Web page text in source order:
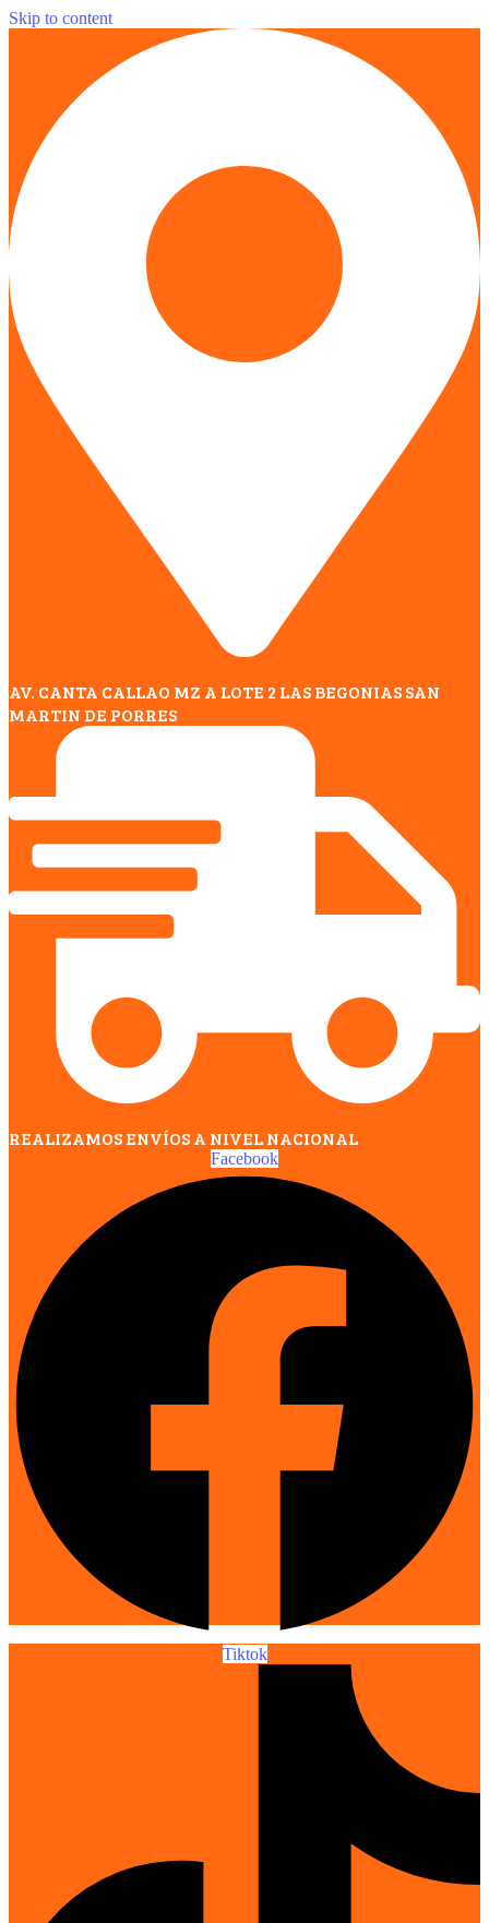
Skip to content
AV. CANTA CALLAO MZ A LOTE 2 LAS BEGONIAS SAN
MARTIN DE PORRES
REALIZAMOS ENVÍOS A NIVEL NACIONAL
Facebook
Tiktok